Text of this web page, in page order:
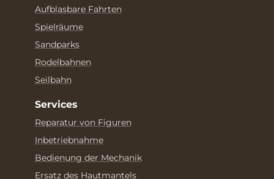
Aufblasbare Fahrten
Spielräume
Sandparks
Rodelbahnen
Seilbahn
Services
Reparatur von Figuren
Inbetriebnahme
Bedienung der Mechanik
Ersatz des Hautmantels